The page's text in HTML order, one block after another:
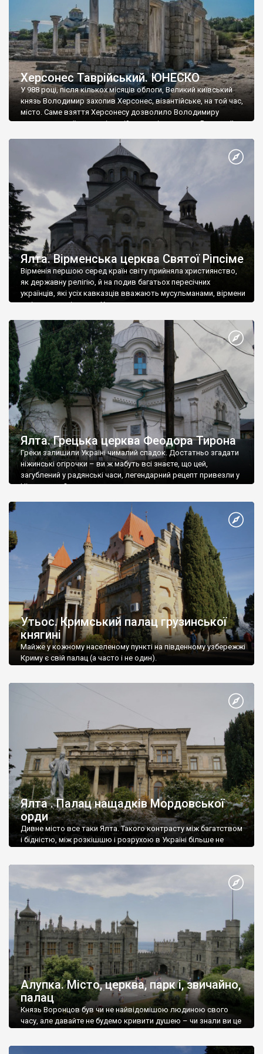
Херсонес Таврійський. ЮНЕСКО
У 988 році, після кількох місяців облоги, Великий київський
князь Володимир захопив Херсонес, візантійське, на той час,
місто. Саме взяття Херсонесу дозволило Володимиру
диктувати свої умови візантійському імператору Василю ІІ, та
Херсонесі Володимир-язичник, став Василем-християнином.
А потім було Хрещення Русі. На честь Херсонесу Таврійського
Ялта. Вірменська церква Святої Ріпсіме
Вірменія першою серед країн світу прийняла християнство,
як державну релігію, й на подив багатьох пересічних
українців, які усіх кавказців вважають мусульманами, вірмени
є відданими вірянами Христа
Ялта. Грецька церква Феодора Тирона
Греки залишили Україні чималий спадок. Достатньо згадати
ніжинські огірочки – ви ж мабуть всі знаєте, що цей,
загублений у радянські часи, легендарний рецепт привезли у
Ніжин греки?
Утьос. Кримський палац грузинської
княгині
Майже у кожному населеному пункті на південному узбережжі
Криму є свій палац (а часто і не один).
Ялта . Палац нащадків Мордовської
орди
Дивне місто все таки Ялта. Такого контрасту між багатством
і бідністю, між розкішшю і розрухою в Україні більше не
Алупка. Місто, церква, парк і, звичайно,
палац
Князь Воронцов був чи не найвідомішою людиною свого
часу, але давайте не будемо кривити душею – чи знали ви це